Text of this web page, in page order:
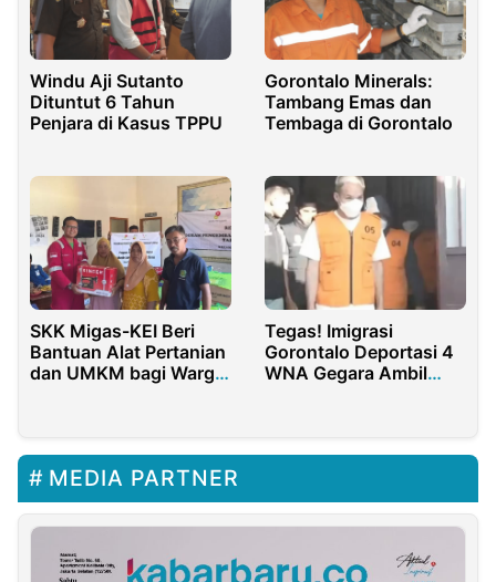
Windu Aji Sutanto
Dituntut 6 Tahun
Penjara di Kasus TPPU
Gorontalo Minerals:
Tambang Emas dan
Tembaga di Gorontalo
SKK Migas-KEI Beri
Bantuan Alat Pertanian
dan UMKM bagi Warga
Tegas! Imigrasi
Gorontalo Deportasi 4
WNA Gegara Ambil
MEDIA PARTNER